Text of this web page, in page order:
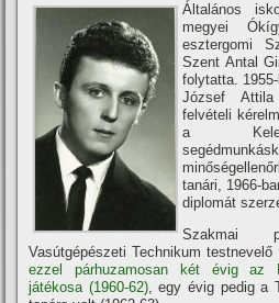
Általános
megyei
esztergomi
Szent Antal
folytatta.
József Attila
felvételi
a
tanári, 1966-
diplomát
Szakmai
Vasútgépészeti Technikum
ezzel párhuzamosan két évig az
játékosa (1960-62), egy évig pedig a